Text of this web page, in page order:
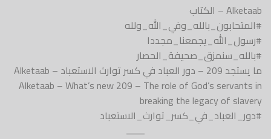
Alketaab – الكتاب
#المتحابون_بالله_وفي_الله_ولله
#رسول_الله_يجمعنا_مجددا
#بالله_سنمزق_صحيفة_الحصار
ما يستجد 209 – دور العباد في كسر توارث الاستعباد – Alketaab
Alketaab – What’s new 209 – The role of God’s servants in
breaking the legacy of slavery
#دور_العباد_في_كسر_توارث_الاستعباد